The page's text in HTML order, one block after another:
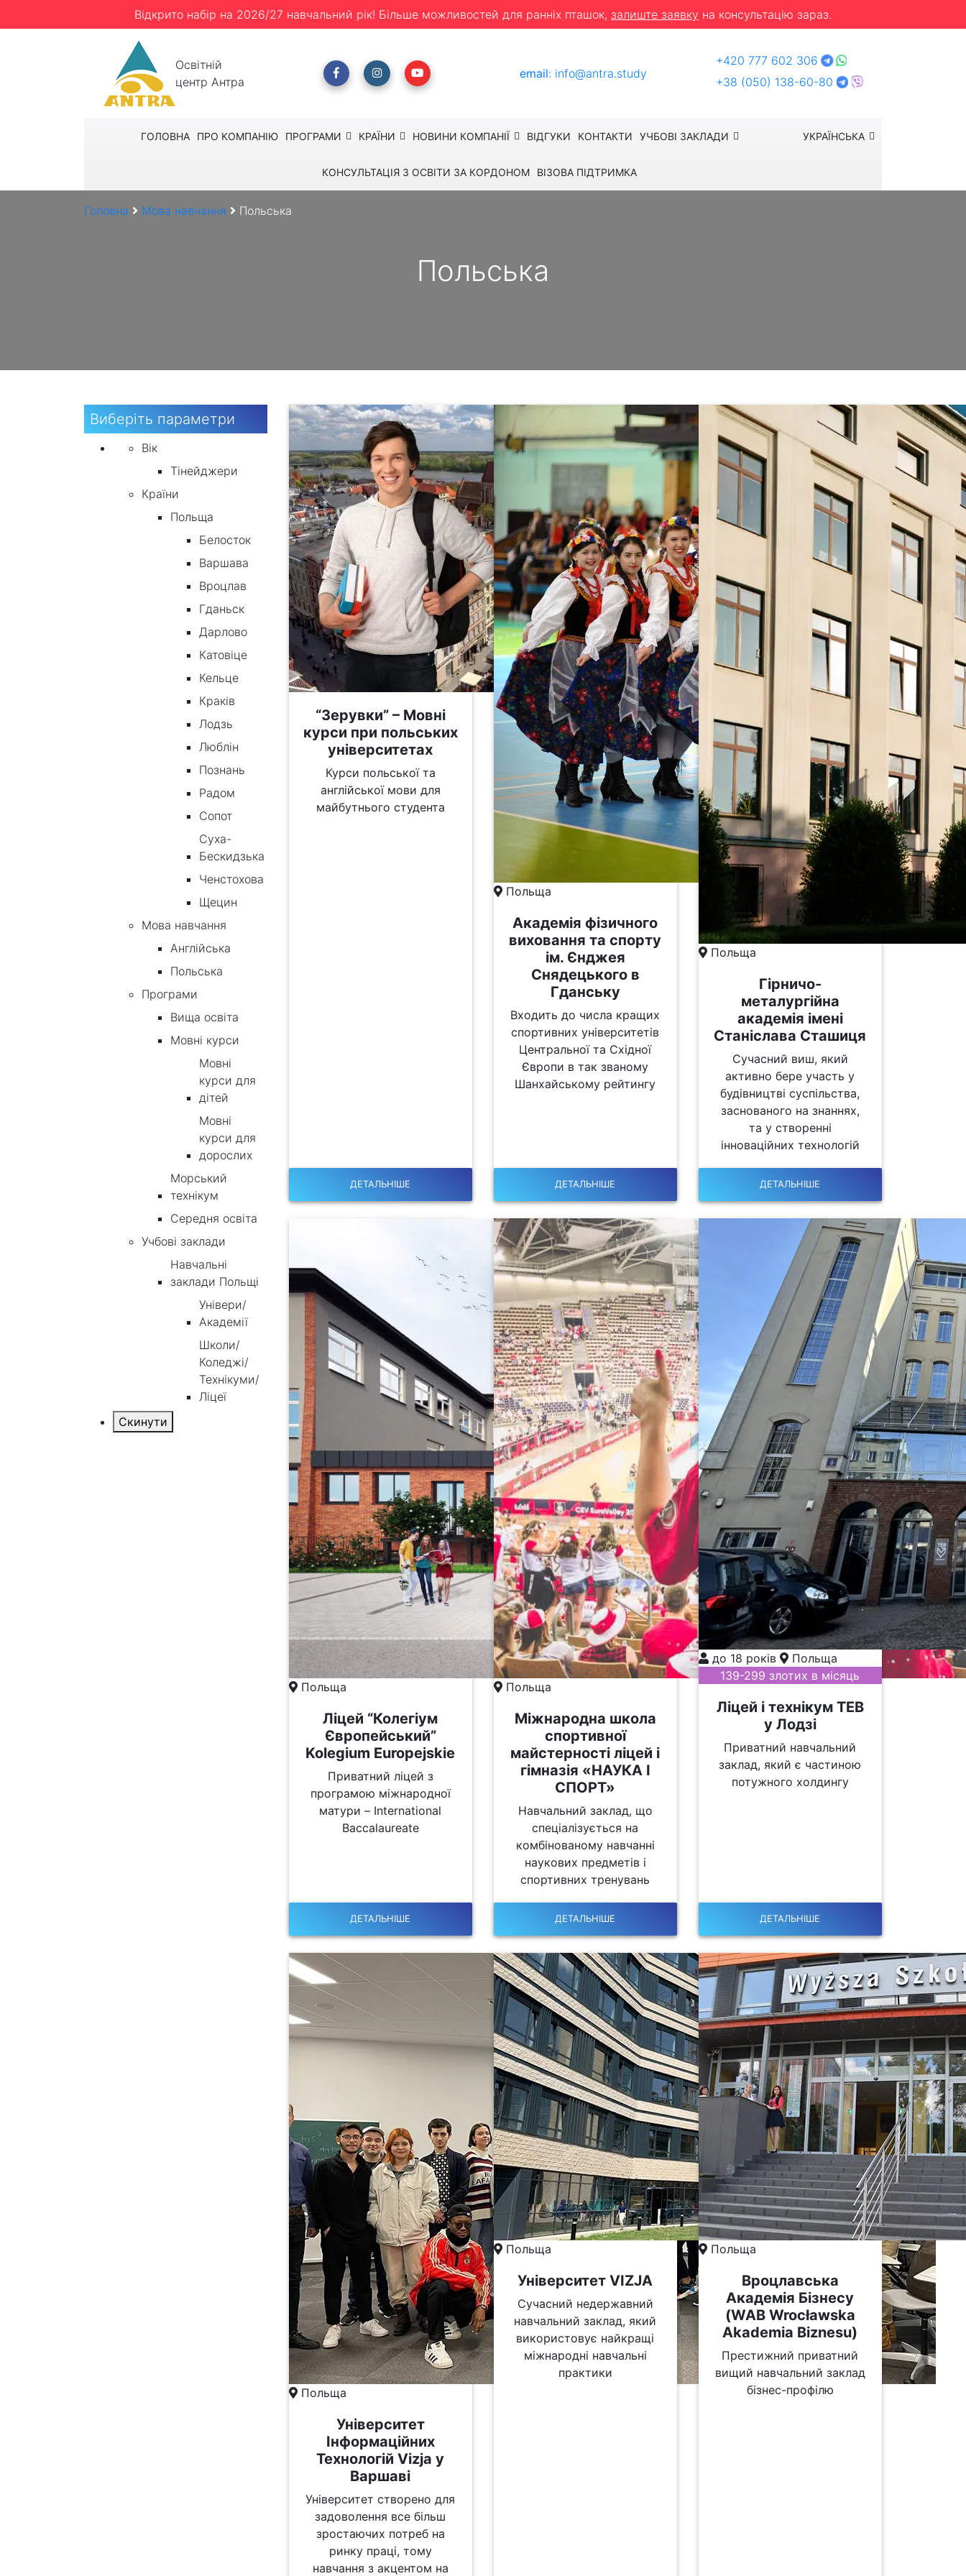
Відкрито набір на 2026/27 навчальний рік! Більше можливостей для ранніх пташок, залиште заявку на консультацію зараз.
Освітній
центр Антра
email: info@antra.study
+420 777 602 306
+38 (050) 138-60-80
ГОЛОВНА ПРО КОМПАНІЮ ПРОГРАМИ УКРАЇНСЬКА
КРАЇНИ НОВИНИ КОМПАНІЇ ВІДГУКИ КОНТАКТИ УЧБОВІ ЗАКЛАДИ
КОНСУЛЬТАЦІЯ З ОСВІТИ ЗА КОРДОНОМ ВІЗОВА ПІДТРИМКА
Головна Мова навчання Польська
Польська
Виберіть параметри
Вік
Тінейджери
Країни
Польща
Белосток
Варшава
Вроцлав
Гданьск
Дарлово
Катовіце
Кельце
Краків
Лодзь
Люблін
Познань
Радом
Сопот
Суха-
Бескидзька
Ченстохова
Щецин
Мова навчання
Англійська
Польська
Програми
Вища освіта
Мовні курси
Мовні
курси для
дітей
Мовні
курси для
дорослих
Морський
технікум
Середня освіта
Учбові заклади
Навчальні
заклади Польщі
Універи/
Академії
Школи/
Коледжі/
Технікуми/
Ліцеї
“Зерувки” – Мовні
курси при польських
університетах
Курси польської та
англійської мови для
майбутнього студента
ДЕТАЛЬНІШЕ
Польща
Академія фізичного
виховання та спорту
ім. Єнджея
Снядецького в
Гданську
Входить до числа кращих
спортивних університетів
Центральної та Східної
Європи в так званому
Шанхайському рейтингу
ДЕТАЛЬНІШЕ
Польща
Гірничо-
металургійна
академія імені
Станіслава Сташиця
Сучасний виш, який
активно бере участь у
будівництві суспільства,
заснованого на знаннях,
та у створенні
інноваційних технологій
ДЕТАЛЬНІШЕ
Польща
Ліцей “Колегіум
Європейський”
Kolegium Europejskie
Приватний ліцей з
програмою міжнародної
матури – International
Baccalaureate
ДЕТАЛЬНІШЕ
Польща
Міжнародна школа
спортивної
майстерності ліцей і
гімназія «НАУКА І
СПОРТ»
Навчальний заклад, що
спеціалізується на
комбінованому навчанні
наукових предметів і
спортивних тренувань
ДЕТАЛЬНІШЕ
до 18 років
Польща
139-299 злотих в місяць
Ліцей і технікум TEB
у Лодзі
Приватний навчальний
заклад, який є частиною
потужного холдингу
ДЕТАЛЬНІШЕ
Польща
Університет
Інформаційних
Технологій Vizja у
Варшаві
Університет створено для
задоволення все більш
зростаючих потреб на
ринку праці, тому
навчання з акцентом на
Польща
Університет VIZJA
Сучасний недержавний
навчальний заклад, який
використовує найкращі
міжнародні навчальні
практики
Польща
Вроцлавська
Академія Бізнесу
(WAB Wrocławska
Akademia Biznesu)
Престижний приватний
вищий навчальний заклад
бізнес-профілю